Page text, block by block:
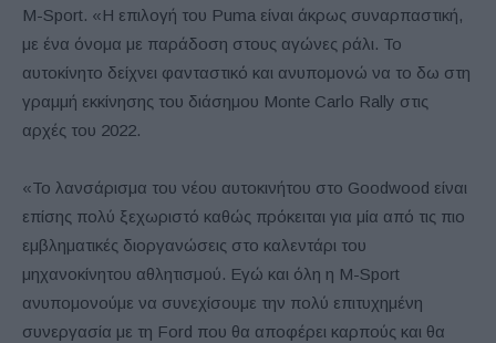
M-Sport. «Η επιλογή του Puma είναι άκρως συναρπαστική,
με ένα όνομα με παράδοση στους αγώνες ράλι. Το
αυτοκίνητο δείχνει φανταστικό και ανυπομονώ να το δω στη
γραμμή εκκίνησης του διάσημου Monte Carlo Rally στις
αρχές του 2022.
«Το λανσάρισμα του νέου αυτοκινήτου στο Goodwood είναι
επίσης πολύ ξεχωριστό καθώς πρόκειται για μία από τις πιο
εμβληματικές διοργανώσεις στο καλεντάρι του
μηχανοκίνητου αθλητισμού. Εγώ και όλη η M-Sport
ανυπομονούμε να συνεχίσουμε την πολύ επιτυχημένη
συνεργασία με τη Ford που θα αποφέρει καρπούς και θα